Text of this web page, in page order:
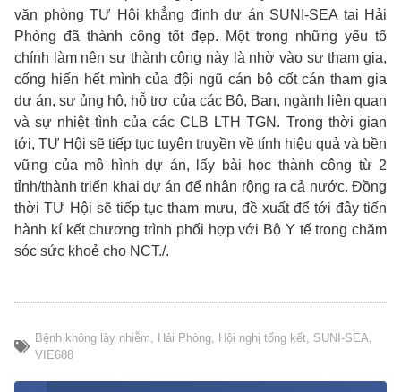
văn phòng TƯ Hội khẳng định dự án SUNI-SEA tại Hải
Phòng đã thành công tốt đẹp. Một trong những yếu tố
chính làm nên sự thành công này là nhờ vào sự tham gia,
cống hiến hết mình của đội ngũ cán bộ cốt cán tham gia
dự án, sự ủng hộ, hỗ trợ của các Bộ, Ban, ngành liên quan
và sự nhiệt tình của các CLB LTH TGN. Trong thời gian
tới, TƯ Hội sẽ tiếp tục tuyên truyền về tính hiệu quả và bền
vững của mô hình dự án, lấy bài học thành công từ 2
tỉnh/thành triển khai dự án để nhân rộng ra cả nước. Đồng
thời TƯ Hội sẽ tiếp tục tham mưu, đề xuất để tới đây tiến
hành kí kết chương trình phối hợp với Bộ Y tế trong chăm
sóc sức khoẻ cho NCT./.
Bệnh không lây nhiễm, Hải Phòng, Hội nghị tổng kết, SUNI-SEA,
VIE688